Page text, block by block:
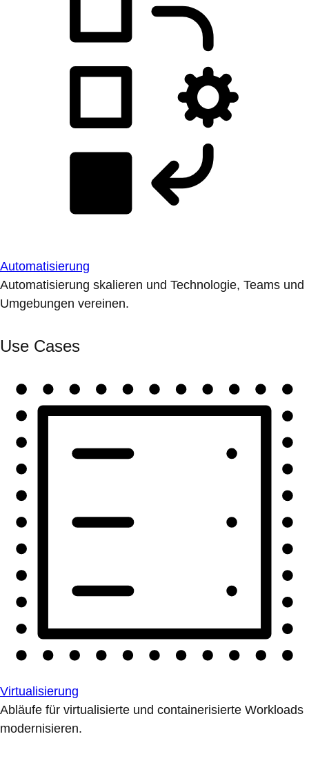
Automatisierung
Automatisierung skalieren und Technologie, Teams und
Umgebungen vereinen.
Use Cases
Virtualisierung
Abläufe für virtualisierte und containerisierte Workloads
modernisieren.